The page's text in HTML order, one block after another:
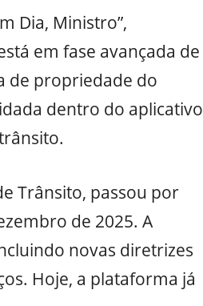
Dia, Ministro”,
em fase avançada de
de propriedade do
dentro do aplicativo
Trânsito, passou por
de 2025. A
novas diretrizes
Hoje, a plataforma já